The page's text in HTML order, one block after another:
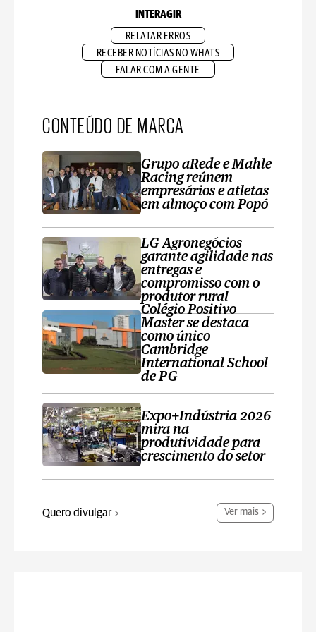
INTERAGIR
RELATAR ERROS
RECEBER NOTÍCIAS NO WHATS
FALAR COM A GENTE
CONTEÚDO DE MARCA
Grupo aRede e Mahle
Racing reúnem
empresários e atletas
em almoço com Popó
LG Agronegócios
garante agilidade nas
entregas e
compromisso com o
produtor rural
Colégio Positivo
Master se destaca
como único
Cambridge
International School
de PG
Expo+Indústria 2026
mira na
produtividade para
crescimento do setor
Quero divulgar Ver mais